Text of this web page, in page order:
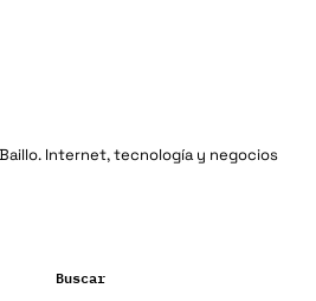
Internet, tecnología y negocios
Buscar